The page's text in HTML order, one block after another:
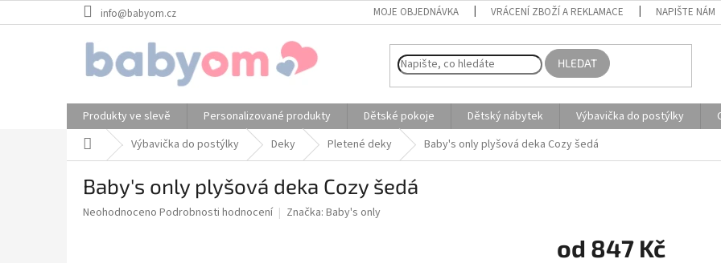
na
info@babyom.cz MOJE OBJEDNÁVKA VRÁCENÍ ZBOŽÍ A REKLAMACE NAPIŠTE NÁM
HLEDAT
Produkty ve slevě Personalizované produkty Dětské pokoje Dětský nábytek Výbavička do postýlky
Domů Výbavička do postýlky Deky Pletené deky Baby's only plyšová deka Cozy šedá
Baby's only plyšová deka Cozy šedá
Průměrné
Neohodnoceno Podrobnosti hodnocení Značka: Baby's only
od 847 Kč